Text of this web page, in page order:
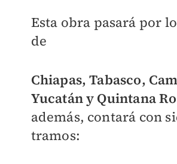
Esta obra pasará por
de
Chiapas, Tabasco,
Yucatán y Quintana
además, contará con
tramos: